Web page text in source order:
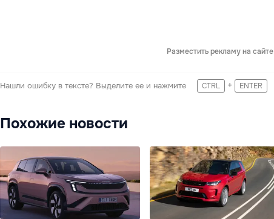
Разместить рекламу на сайте
Нашли ошибку в тексте? Выделите ее и нажмите CTRL + ENTER
Похожие новости